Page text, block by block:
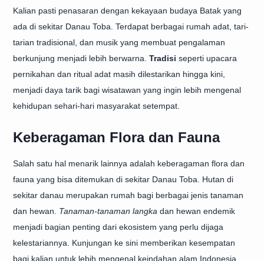
Kalian pasti penasaran dengan kekayaan budaya Batak yang
ada di sekitar Danau Toba. Terdapat berbagai rumah adat, tari-
tarian tradisional, dan musik yang membuat pengalaman
berkunjung menjadi lebih berwarna. Tradisi seperti upacara
pernikahan dan ritual adat masih dilestarikan hingga kini,
menjadi daya tarik bagi wisatawan yang ingin lebih mengenal
kehidupan sehari-hari masyarakat setempat.
Keberagaman Flora dan Fauna
Salah satu hal menarik lainnya adalah keberagaman flora dan
fauna yang bisa ditemukan di sekitar Danau Toba. Hutan di
sekitar danau merupakan rumah bagi berbagai jenis tanaman
dan hewan. Tanaman-tanaman langka dan hewan endemik
menjadi bagian penting dari ekosistem yang perlu dijaga
kelestariannya. Kunjungan ke sini memberikan kesempatan
bagi kalian untuk lebih mengenal keindahan alam Indonesia.